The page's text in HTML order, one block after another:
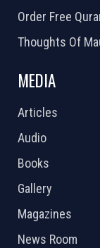
Order Free
Thoughts Of
MEDIA
Articles
Audio
Books
Gallery
Magazines
News Room